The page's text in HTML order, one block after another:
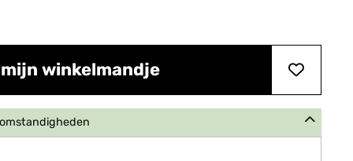
winkelmandje